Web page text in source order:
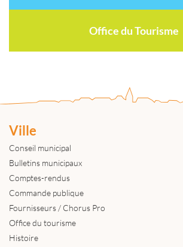
Office du Tourisme
Ville
Conseil municipal
Bulletins municipaux
Comptes-rendus
Commande publique
Fournisseurs / Chorus Pro
Office du tourisme
Histoire